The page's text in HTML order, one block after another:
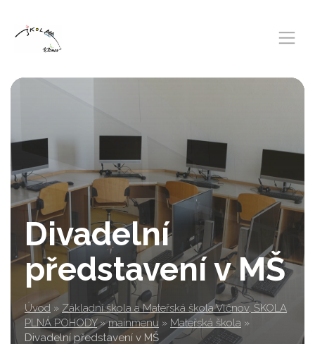
Divadelní
představení v MŠ
Úvod » Základní škola a Mateřská škola Vlčnov, ŠKOLA
PLNÁ POHODY » mainmenu » Mateřská škola »
Divadelní představení v MŠ